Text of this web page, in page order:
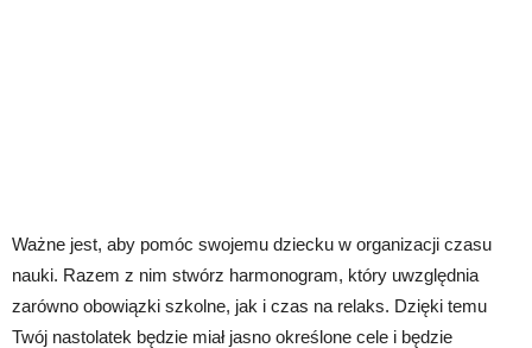
Ważne jest, aby pomóc swojemu dziecku w organizacji czasu
nauki. Razem z nim stwórz harmonogram, który uwzględnia
zarówno obowiązki szkolne, jak i czas na relaks. Dzięki temu
Twój nastolatek będzie miał jasno określone cele i będzie